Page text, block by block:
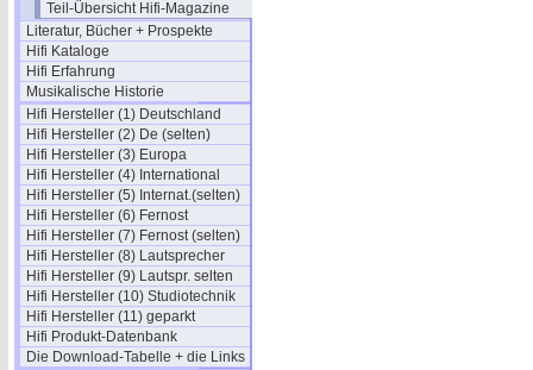
Teil-Übersicht Hifi-Magazine
Literatur, Bücher + Prospekte
Hifi Kataloge
Hifi Erfahrung
Musikalische Historie
Hifi Hersteller (1) Deutschland
Hifi Hersteller (2) De (selten)
Hifi Hersteller (3) Europa
Hifi Hersteller (4) International
Hifi Hersteller (5) Internat.(selten)
Hifi Hersteller (6) Fernost
Hifi Hersteller (7) Fernost (selten)
Hifi Hersteller (8) Lautsprecher
Hifi Hersteller (9) Lautspr. selten
Hifi Hersteller (10) Studiotechnik
Hifi Hersteller (11) geparkt
Hifi Produkt-Datenbank
Die Download-Tabelle + die Links